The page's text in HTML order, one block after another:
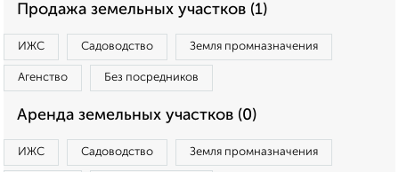
Продажа земельных участков (1)
ИЖС Садоводство Земля промназначения
Агенство Без посредников
Аренда земельных участков (0)
ИЖС Садоводство Земля промназначения